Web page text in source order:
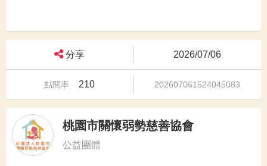
分享 2026/07/06
點閱率 210 202607061524045083
桃園市關懷弱勢慈善協會
公益團體